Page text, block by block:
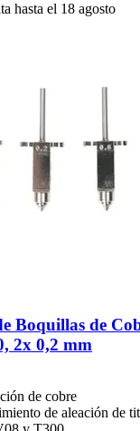
hasta el 18 agosto
Boquillas de
2x 0,2 mm
de cobre
de aleación de